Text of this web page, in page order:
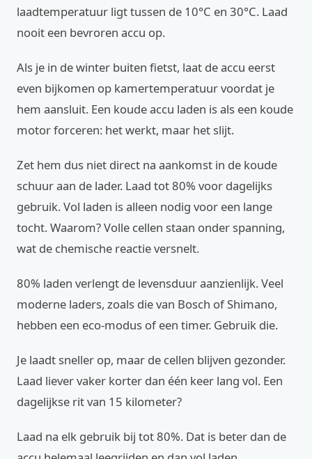
laadtemperatuur ligt tussen de 10°C en 30°C. Laad
nooit een bevroren accu op.
Als je in de winter buiten fietst, laat de accu eerst
even bijkomen op kamertemperatuur voordat je
hem aansluit. Een koude accu laden is als een koude
motor forceren: het werkt, maar het slijt.
Zet hem dus niet direct na aankomst in de koude
schuur aan de lader. Laad tot 80% voor dagelijks
gebruik. Vol laden is alleen nodig voor een lange
tocht. Waarom? Volle cellen staan onder spanning,
wat de chemische reactie versnelt.
80% laden verlengt de levensduur aanzienlijk. Veel
moderne laders, zoals die van Bosch of Shimano,
hebben een eco-modus of een timer. Gebruik die.
Je laadt sneller op, maar de cellen blijven gezonder.
Laad liever vaker korter dan één keer lang vol. Een
dagelijkse rit van 15 kilometer?
Laad na elk gebruik bij tot 80%. Dat is beter dan de